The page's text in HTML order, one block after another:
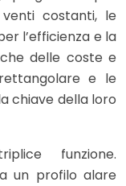
costanti, le
l’efficienza e la
delle coste e
e le
chiave della loro
funzione.
un profilo alare